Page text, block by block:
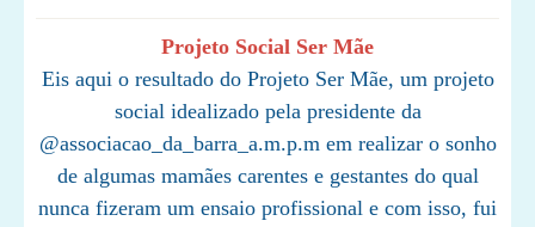
Projeto Social Ser Mãe
Eis aqui o resultado do Projeto Ser Mãe, um projeto
social idealizado pela presidente da
@associacao_da_barra_a.m.p.m em realizar o sonho
de algumas mamães carentes e gestantes do qual
nunca fizeram um ensaio profissional e com isso, fui